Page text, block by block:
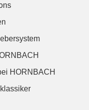
HORNBACH